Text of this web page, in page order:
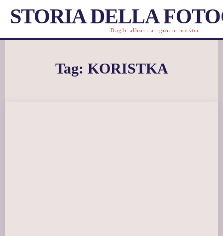
STORIA DELLA
Dagli albori ai giorni nostri
Tag: KORISTKA